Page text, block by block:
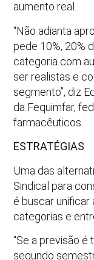
aumento real.
“Não adianta
pede 10%, 20%
categoria com
ser realistas e
segmento”, diz
da Fequimfar,
farmacêuticos.
ESTRATÉGIAS
Uma das
Sindical para
é buscar
categorias e
“Se a previsão é
segundo